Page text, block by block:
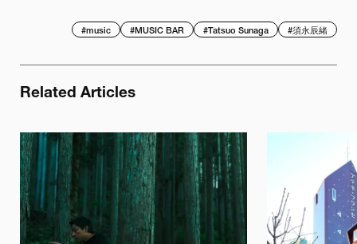
#music #MUSIC BAR #Tatsuo Sunaga #須永辰緒
Related Articles